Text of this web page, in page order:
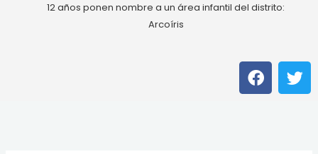
12 años ponen nombre a un área infantil del distrito:
Arcoíris
F
a
c
T
w
i